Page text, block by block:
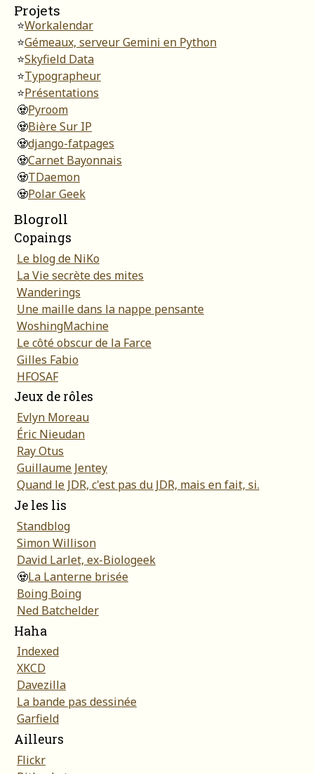
Projets
⭐Workalendar
⭐Gémeaux, serveur Gemini en Python
⭐Skyfield Data
⭐Typographeur
⭐Présentations
🧟Pyroom
🧟Bière Sur IP
🧟django-fatpages
🧟Carnet Bayonnais
🧟TDaemon
🧟Polar Geek
Blogroll
Copaings
Le blog de NiKo
La Vie secrète des mites
Wanderings
Une maille dans la nappe pensante
WoshingMachine
Le côté obscur de la Farce
Gilles Fabio
HFOSAF
Jeux de rôles
Evlyn Moreau
Éric Nieudan
Ray Otus
Guillaume Jentey
Quand le JDR, c'est pas du JDR, mais en fait, si.
Je les lis
Standblog
Simon Willison
David Larlet, ex-Biologeek
🧟La Lanterne brisée
Boing Boing
Ned Batchelder
Haha
Indexed
XKCD
Davezilla
La bande pas dessinée
Garfield
Ailleurs
Flickr